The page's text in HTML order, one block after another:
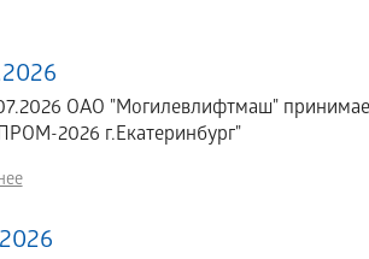
ОАО "Могилевлифтмаш"
2026 г.Екатеринбург"